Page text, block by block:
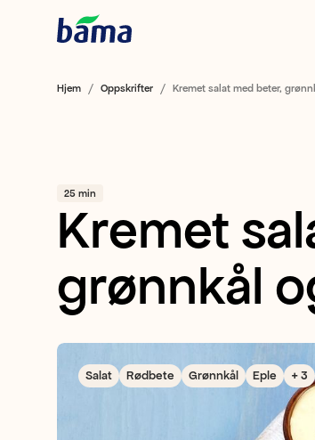
Hjem Oppskrifter Kremet salat med beter,
25 min
Kremet
grønnkål
Salat Rødbete Grønnkål Eple + 3